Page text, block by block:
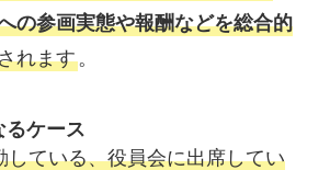
の参画実態や報酬などを総合的
れます。
るケース
している、役員会に出席してい